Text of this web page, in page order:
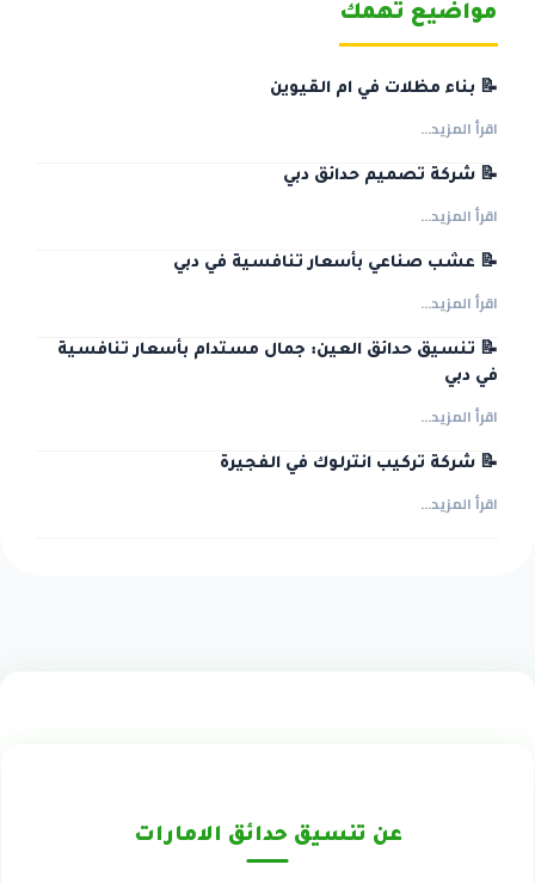
مواضيع تهمك
📝 بناء مظلات في ام القيوين
اقرأ المزيد...
📝 شركة تصميم حدائق دبي
اقرأ المزيد...
📝 عشب صناعي بأسعار تنافسية في دبي
اقرأ المزيد...
📝 تنسيق حدائق العين: جمال مستدام بأسعار تنافسية
في دبي
اقرأ المزيد...
📝 شركة تركيب انترلوك في الفجيرة
اقرأ المزيد...
عن تنسيق حدائق الامارات